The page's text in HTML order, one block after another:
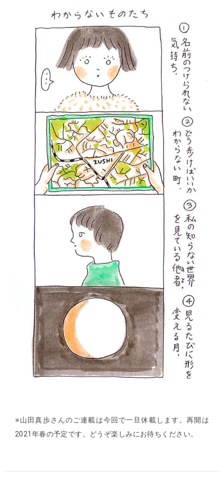
※山田真歩さんのご連載は今回で一旦休載します。再開は
2021年春の予定です。どうぞ楽しみにお待ちください。